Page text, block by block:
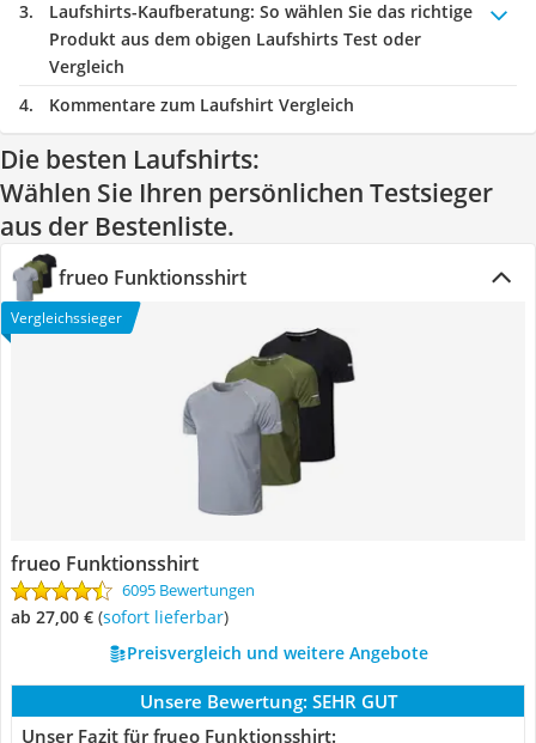
Laufshirts-Kaufberatung: So wählen Sie das richtige
Produkt aus dem obigen Laufshirts Test oder
Vergleich
Kommentare zum Laufshirt Vergleich
Die besten Laufshirts:
Wählen Sie Ihren persönlichen Testsieger
aus der Bestenliste.
frueo Funktionsshirt
Vergleichssieger
frueo Funktionsshirt
6095 Bewertungen
ab 27,00 € ( Sofort lieferbar)
Preisvergleich und weitere Angebote
Unsere Bewertung: SEHR GUT
Unser Fazit für frueo Funktionsshirt: